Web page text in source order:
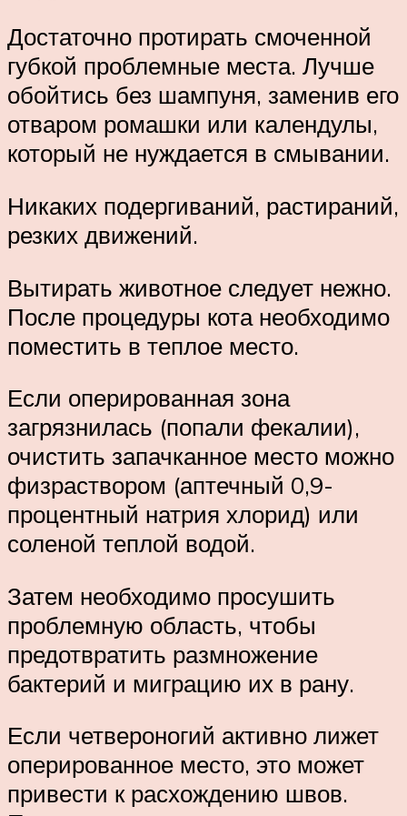
Достаточно протирать смоченной
губкой проблемные места. Лучше
обойтись без шампуня, заменив его
отваром ромашки или календулы,
который не нуждается в смывании.
Никаких подергиваний, растираний,
резких движений.
Вытирать животное следует нежно.
После процедуры кота необходимо
поместить в теплое место.
Если оперированная зона
загрязнилась (попали фекалии),
очистить запачканное место можно
физраствором (аптечный 0,9-
процентный натрия хлорид) или
соленой теплой водой.
Затем необходимо просушить
проблемную область, чтобы
предотвратить размножение
бактерий и миграцию их в рану.
Если четвероногий активно лижет
оперированное место, это может
привести к расхождению швов.